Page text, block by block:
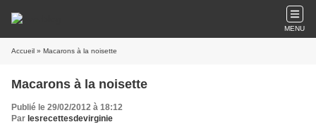
MENU
Accueil » Macarons à la noisette
Macarons à la noisette
Publié le 29/02/2012 à 18:12
Par lesrecettesdevirginie